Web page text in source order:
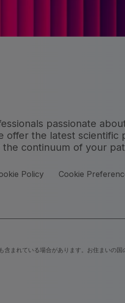
passionate
the latest scientific
continuum of your
Policy Cookie
まれている場合があります。お住まいの